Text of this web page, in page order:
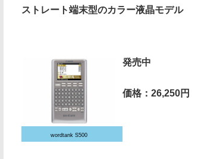
ストレート端末型のカラー液晶モデル
wordtank S500
発売中
価格：26,250円